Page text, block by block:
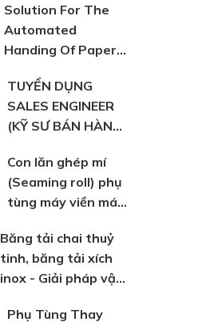
Solution For The
Automated
Handing Of Paper,
Bags
TUYỂN DỤNG
SALES ENGINEER
(KỸ SƯ BÁN HÀNG)
Con lăn ghép mí
(Seaming roll) phụ
tùng máy viền máy
Băng tải chai thuỷ
tinh, băng tải xích
inox - Giải pháp vận
tinh
Phụ Tùng Thay